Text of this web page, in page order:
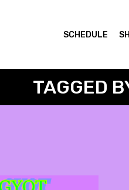
SCHEDULE
TAGGED